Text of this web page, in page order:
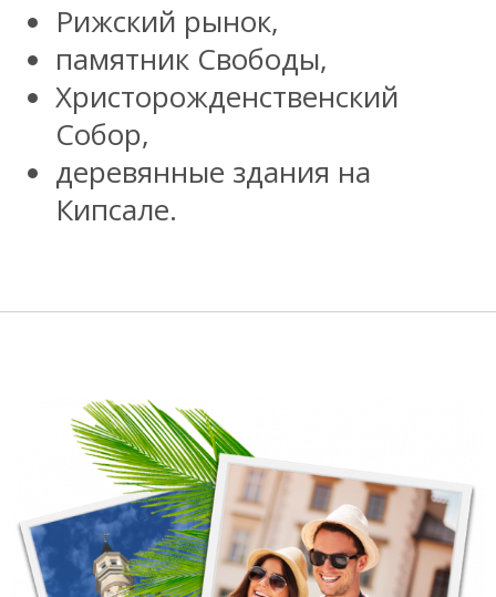
Рижский рынок,
памятник Свободы,
Христорожденственский
Собор,
деревянные здания на
Кипсале.